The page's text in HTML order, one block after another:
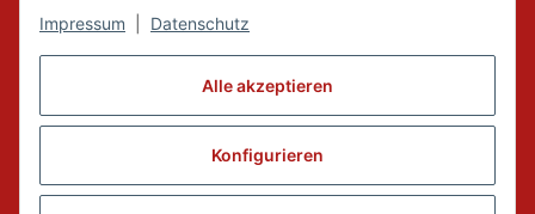
Alle akzeptieren
Konfigurieren
Impressum Datenschutz
Wir sind seit 04.12.2015 Mitglied der Initiative
Vertrag widerrufen
* Alle Preise inkl. gesetzlicher MwSt., zzgl.Versand